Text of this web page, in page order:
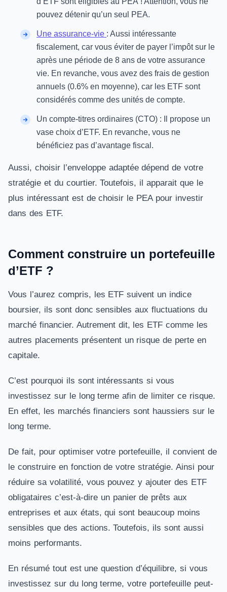
pouvez détenir qu’un seul PEA.
Une assurance-vie : Aussi intéressante
fiscalement, car vous éviter de payer l’impôt sur le
après une période de 8 ans de votre assurance
vie. En revanche, vous avez des frais de gestion
annuels (0.6% en moyenne), car les ETF sont
considérés comme des unités de compte.
Un compte-titres ordinaires (CTO) : Il propose un
vase choix d’ETF. En revanche, vous ne
bénéficiez pas d’avantage fiscal.
Aussi, choisir l’enveloppe adaptée dépend de votre
stratégie et du courtier. Toutefois, il apparait que le
plus intéressant est de choisir le PEA pour investir
dans des ETF.
Comment construire un portefeuille
d’ETF ?
Vous l’aurez compris, les ETF suivent un indice
boursier, ils sont donc sensibles aux fluctuations du
marché financier. Autrement dit, les ETF comme les
autres placements présentent un risque de perte en
capitale.
C’est pourquoi ils sont intéressants si vous
investissez sur le long terme afin de limiter ce risque.
En effet, les marchés financiers sont haussiers sur le
long terme.
De fait, pour optimiser votre portefeuille, il convient de
le construire en fonction de votre stratégie. Ainsi pour
réduire sa volatilité, vous pouvez y ajouter des ETF
obligataires c’est-à-dire un panier de prêts aux
entreprises et aux états, qui sont beaucoup moins
sensibles que des actions. Toutefois, ils sont aussi
moins performants.
En résumé tout est une question d’équilibre, si vous
investissez sur du long terme, votre portefeuille peut-